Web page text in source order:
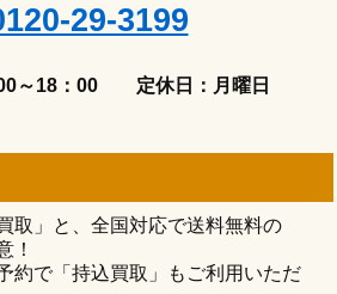
29-3199
～18：00 定休日：月曜日
取」と、全国対応で送料無料の
！
約で「持込買取」もご利用いただ